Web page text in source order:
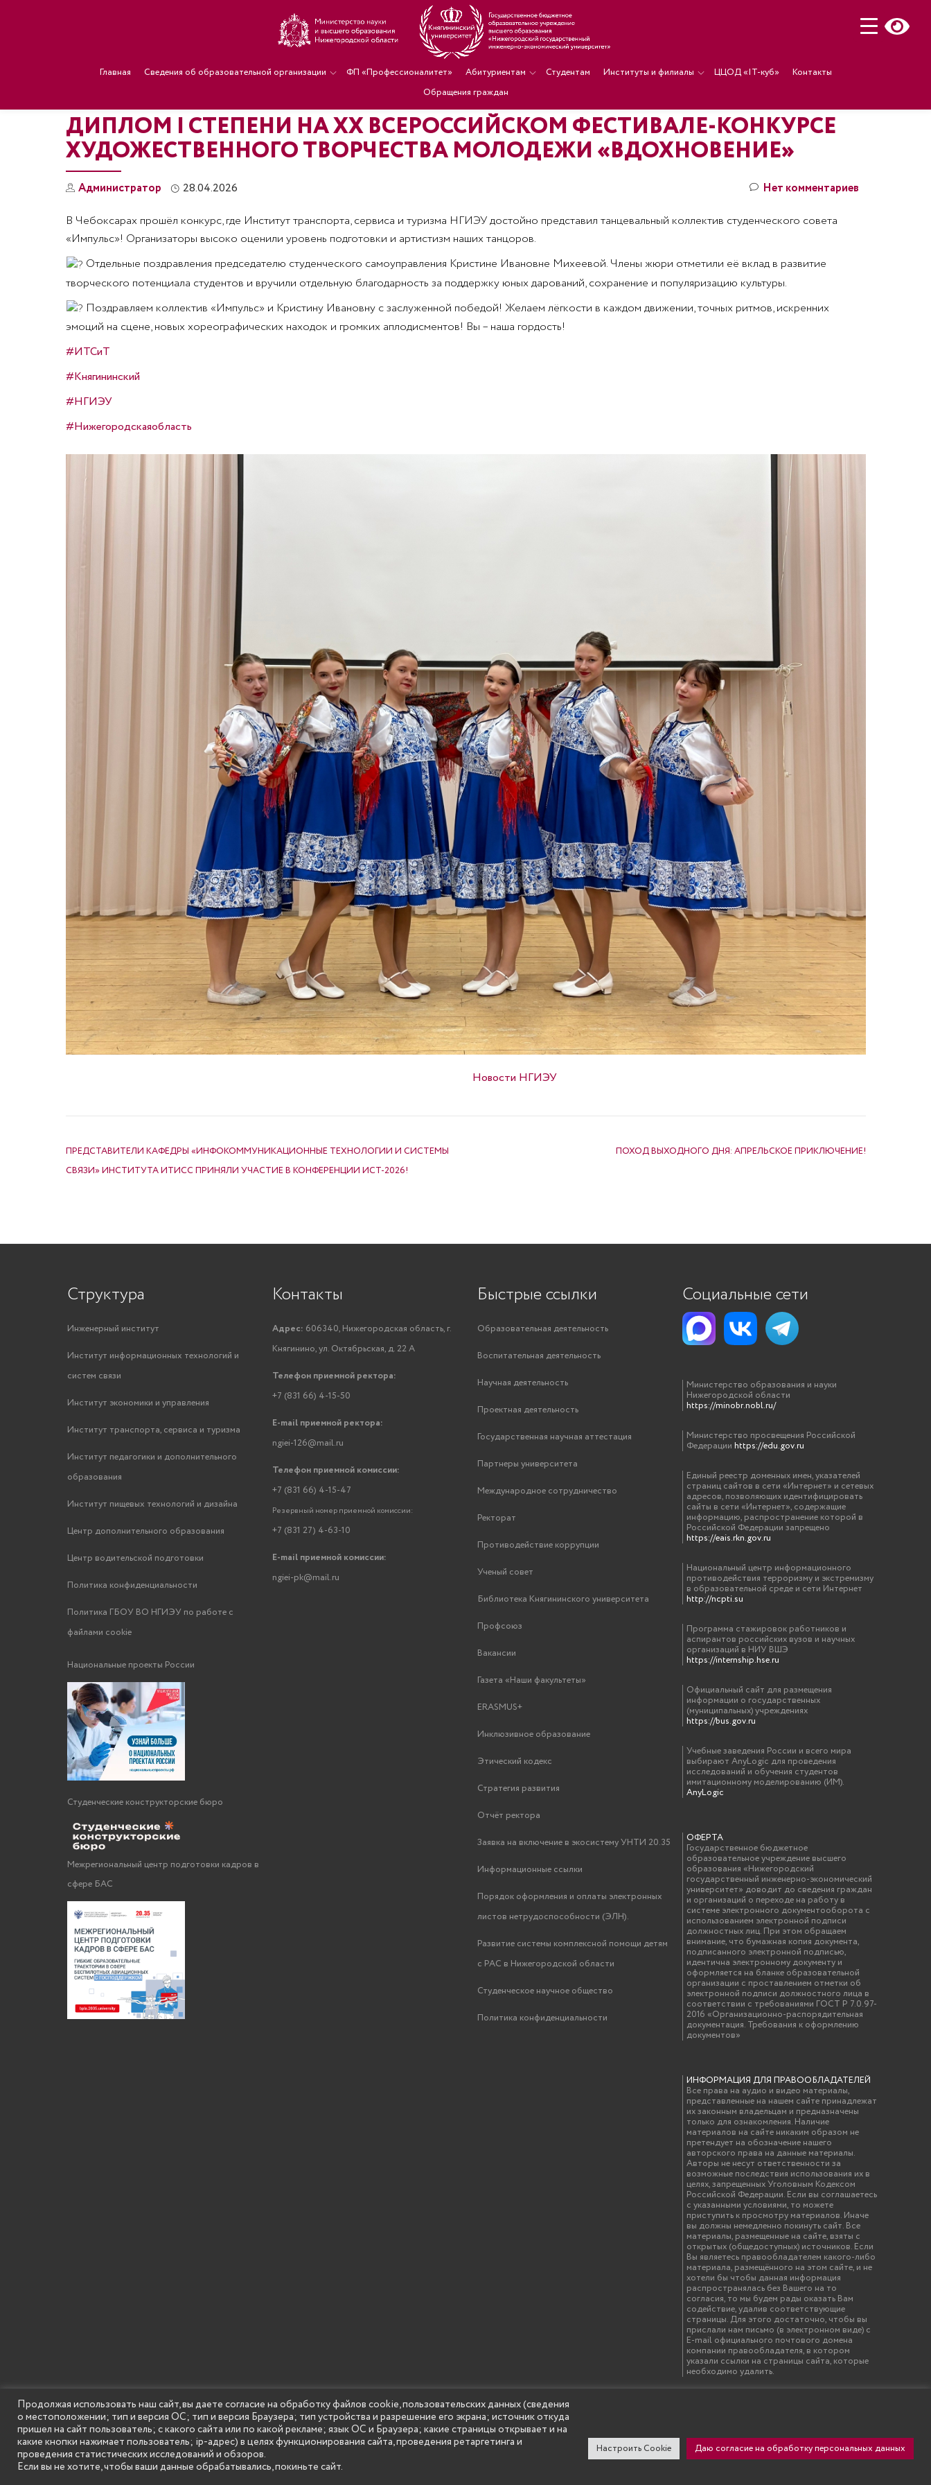
Главная Сведения об образовательной организации ФП «Профессионалитет» Абитуриентам Студентам Институты и филиалы ЦЦОД «IT-куб»
Контакты
Обращения граждан
ДИПЛОМ I СТЕПЕНИ НА XX ВСЕРОССИЙСКОМ ФЕСТИВАЛЕ-КОНКУРСЕ
ХУДОЖЕСТВЕННОГО ТВОРЧЕСТВА МОЛОДЕЖИ «ВДОХНОВЕНИЕ»
Администратор 28.04.2026 Нет комментариев
В Чебоксарах прошёл конкурс, где Институт транспорта, сервиса и туризма НГИЭУ достойно представил танцевальный коллектив студенческого совета
«Импульс»! Организаторы высоко оценили уровень подготовки и артистизм наших танцоров.
Отдельные поздравления председателю студенческого самоуправления Кристине Ивановне Михеевой. Члены жюри отметили её вклад в развитие
творческого потенциала студентов и вручили отдельную благодарность за поддержку юных дарований, сохранение и популяризацию культуры.
Поздравляем коллектив «Импульс» и Кристину Ивановну с заслуженной победой! Желаем лёгкости в каждом движении, точных ритмов, искренних
эмоций на сцене, новых хореографических находок и громких аплодисментов! Вы – наша гордость!
#ИТСиТ
#Княгининский
#НГИЭУ
#Нижегородскаяобласть
Новости НГИЭУ
ПРЕДСТАВИТЕЛИ КАФЕДРЫ «ИНФОКОММУНИКАЦИОННЫЕ ТЕХНОЛОГИИ И СИСТЕМЫ
СВЯЗИ» ИНСТИТУТА ИТИСС ПРИНЯЛИ УЧАСТИЕ В КОНФЕРЕНЦИИ ИСТ-2026!
ПОХОД ВЫХОДНОГО ДНЯ: АПРЕЛЬСКОЕ ПРИКЛЮЧЕНИЕ!
Структура
Инженерный институт
Институт информационных технологий и
систем связи
Институт экономики и управления
Институт транспорта, сервиса и туризма
Институт педагогики и дополнительного
образования
Институт пищевых технологий и дизайна
Центр дополнительного образования
Центр водительской подготовки
Политика конфиденциальности
Политика ГБОУ ВО НГИЭУ по работе с
файлами cookie
Национальные проекты России
Студенческие конструкторские бюро
Межрегиональный центр подготовки кадров в
сфере БАС
Контакты
Адрес: 606340, Нижегородская область, г.
Княгинино, ул. Октябрьская, д. 22 А
Телефон приемной ректора:
+7 (831 66) 4-15-50
E-mail приемной ректора:
ngiei-126@mail.ru
Телефон приемной комиссии:
+7 (831 66) 4-15-47
Резервный номер приемной комиссии:
+7 (831 27) 4-63-10
E-mail приемной комиссии:
ngiei-pk@mail.ru
Быстрые ссылки
Образовательная деятельность
Воспитательная деятельность
Научная деятельность
Проектная деятельность
Государственная научная аттестация
Партнеры университета
Международное сотрудничество
Ректорат
Противодействие коррупции
Ученый совет
Библиотека Княгининского университета
Профсоюз
Вакансии
Газета «Наши факультеты»
ERASMUS+
Инклюзивное образование
Этический кодекс
Стратегия развития
Отчёт ректора
Заявка на включение в экосистему УНТИ 20.35
Информационные ссылки
Порядок оформления и оплаты электронных
листов нетрудоспособности (ЭЛН).
Развитие системы комплексной помощи детям
с РАС в Нижегородской области
Студенческое научное общество
Политика конфиденциальности
Социальные сети
Министерство образования и науки
Нижегородской области
https://minobr.nobl.ru/
Министерство просвещения Российской
Федерации https://edu.gov.ru
Единый реестр доменных имен, указателей
страниц сайтов в сети «Интернет» и сетевых
адресов, позволяющих идентифицировать
сайты в сети «Интернет», содержащие
информацию, распространение которой в
Российской Федерации запрещено
https://eais.rkn.gov.ru
Национальный центр информационного
противодействия терроризму и экстремизму
в образовательной среде и сети Интернет
http://ncpti.su
Программа стажировок работников и
аспирантов российских вузов и научных
организаций в НИУ ВШЭ
https://internship.hse.ru
Официальный сайт для размещения
информации о государственных
(муниципальных) учреждениях
https://bus.gov.ru
Учебные заведения России и всего мира
выбирают AnyLogic для проведения
исследований и обучения студентов
имитационному моделированию (ИМ).
AnyLogic
ОФЕРТА
Государственное бюджетное
образовательное учреждение высшего
образования «Нижегородский
государственный инженерно-экономический
университет» доводит до сведения граждан
и организаций о переходе на работу в
системе электронного документооборота с
использованием электронной подписи
должностных лиц. При этом обращаем
внимание, что бумажная копия документа,
подписанного электронной подписью,
идентична электронному документу и
оформляется на бланке образовательной
организации с проставлением отметки об
электронной подписи должностного лица в
соответствии с требованиями ГОСТ Р 7.0.97-
2016 «Организационно-распорядительная
документация. Требования к оформлению
документов»
ИНФОРМАЦИЯ ДЛЯ ПРАВООБЛАДАТЕЛЕЙ
Все права на аудио и видео материалы,
представленные на нашем сайте принадлежат
их законным владельцам и предназначены
только для ознакомления. Наличие
материалов на сайте никаким образом не
претендует на обозначение нашего
авторского права на данные материалы.
Авторы не несут ответственности за
возможные последствия использования их в
целях, запрещенных Уголовным Кодексом
Российской Федерации. Если вы соглашаетесь
с указанными условиями, то можете
приступить к просмотру материалов. Иначе
вы должны немедленно покинуть сайт. Все
материалы, размещенные на сайте, взяты с
открытых (общедоступных) источников. Если
Вы являетесь правообладателем какого-либо
материала, размещённого на этом сайте, и не
хотели бы чтобы данная информация
распространялась без Вашего на то
согласия, то мы будем рады оказать Вам
содействие, удалив соответствующие
страницы. Для этого достаточно, чтобы вы
прислали нам письмо (в электронном виде) с
E-mail официального почтового домена
компании правообладателя, в котором
указали ссылки на страницы сайта, которые
необходимо удалить.
SECONDARY
MENU
© Государственное бюджетное образовательное учреждение высшего образования "Нижегородский государственный инженерно-экономический университет"
(Княгининский университет) 2002 - 2026
Продолжая использовать наш сайт, вы даете согласие на обработку файлов cookie, пользовательских данных (сведения
о местоположении; тип и версия ОС; тип и версия Браузера; тип устройства и разрешение его экрана; источник откуда
пришел на сайт пользователь; с какого сайта или по какой рекламе; язык ОС и Браузера; какие страницы открывает и на
какие кнопки нажимает пользователь; ip-адрес) в целях функционирования сайта, проведения ретаргетинга и
проведения статистических исследований и обзоров.
Если вы не хотите, чтобы ваши данные обрабатывались, покиньте сайт.
Настроить Cookie Даю согласие на обработку персональных данных